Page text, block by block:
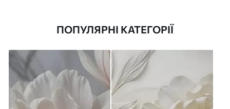
ПОПУЛЯРНІ КАТЕГОРІЇ